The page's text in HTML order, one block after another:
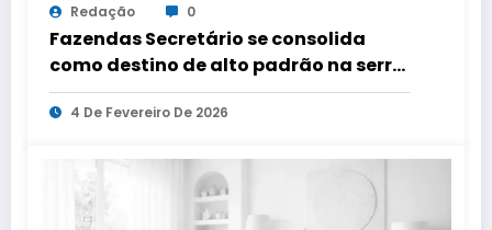
Redação 0
Fazendas Secretário se consolida
como destino de alto padrão na serra
fluminense
4 De Fevereiro De 2026